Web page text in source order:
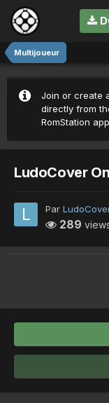
Multijoueur
Join or create
directly from
RomStation
LudoCover
Par
289